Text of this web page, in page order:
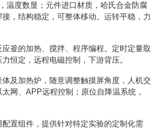
温度数显；元件进口材质，哈氏合金防腐
，结构稳定，可整体移动。运转平稳，力
釜的加热、搅拌、程序编程。定时定量取
恒定，远程电磁控制，下游背压。
及加热炉，随意调整触摸屏角度，人机交
网、APP远程控制；原位自降温系统，
置组件，提供针对特定实验的定制化需